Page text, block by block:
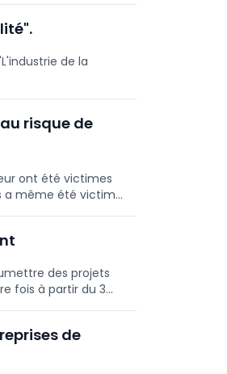
de la
risque de
ont été victimes
a même été victime
des projets
fois à partir du 3
de